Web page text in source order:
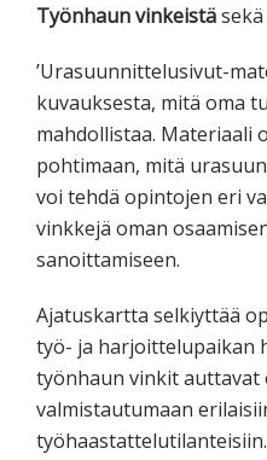
Työnhaun vinkeistäsekä
’Urasuunnittelusivut-
kuvauksesta, mitä oma
mahdollistaa. Materiaali
pohtimaan, mitä
voi tehdä opintojen eri
vinkkejä oman
sanoittamiseen.
Ajatuskartta selkiyttää
työ- ja harjoittelupaikan
työnhaun vinkit auttavat
valmistautumaan